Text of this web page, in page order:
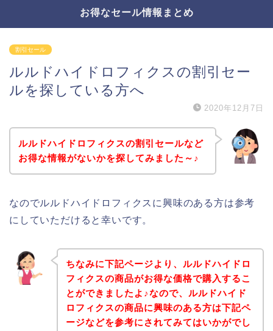
お得なセール情報まとめ
割引セール
ルルドハイドロフィクスの割引セー
ルを探している方へ
2020年12月7日
ルルドハイドロフィクスの割引セールなど
お得な情報がないかを探してみました～♪
なのでルルドハイドロフィクスに興味のある方は参考
にしていただけると幸いです。
ちなみに下記ページより、ルルドハイドロ
フィクスの商品がお得な価格で購入するこ
とができましたよ♪なので、ルルドハイド
ロフィクスの商品に興味のある方は下記ペ
ージなどを参考にされてみてはいかがでし